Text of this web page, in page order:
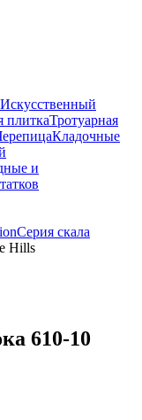
Искусственный
плиткаТротуарная
Кладочные
и
Серия скала
Hills
610-10